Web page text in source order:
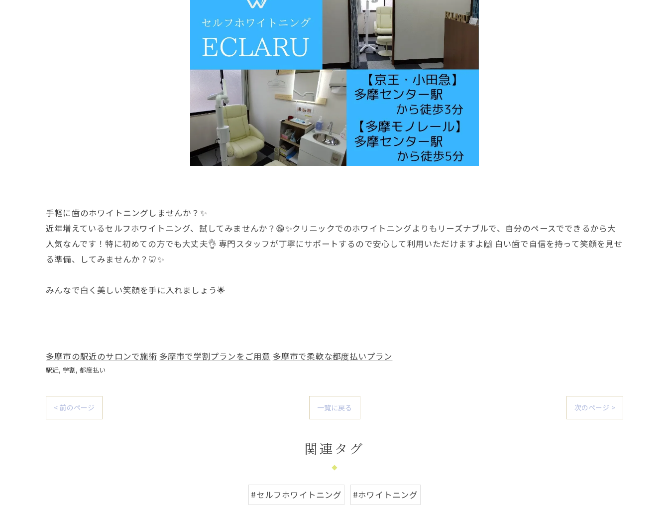
手軽に歯のホワイトニングしませんか？✨
近年増えているセルフホワイトニング、試してみませんか？😁✨クリニックでのホワイトニングよりもリーズナブルで、自分のペースでできるから大
人気なんです！特に初めての方でも大丈夫👌 専門スタッフが丁寧にサポートするので安心して利用いただけますよ🙌 白い歯で自信を持って笑顔を見せ
る準備、してみませんか？🦷✨
みんなで白く美しい笑顔を手に入れましょう🌟
多摩市の駅近のサロンで施術 多摩市で学割プランをご用意 多摩市で柔軟な都度払いプラン
駅近 学割 都度払い
< 前のページ 一覧に戻る 次のページ >
関連タグ
#セルフホワイトニング #ホワイトニング